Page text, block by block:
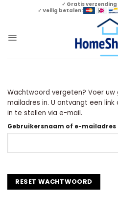
✓ Gratis
✓ Veilig betalen:
Wachtwoord vergeten? Voer
mailadres in. U ontvangt een
in te stellen via e-mail.
Gebruikersnaam of e-mailadres
RESET WACHTWOORD